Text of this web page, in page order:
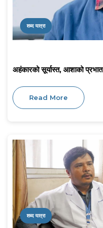
शब्द यात्रा
अहंकारको सूर्यास्त, आशाको प्रभात
Read More
शब्द यात्रा